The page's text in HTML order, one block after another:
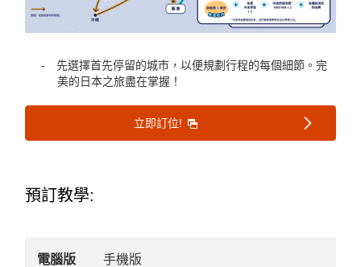
先選擇首先停留的城市，以便規劃行程的每個細節。完
美的日本之旅盡在掌握！
立即訂位!
預訂教學:
電腦版 手機版